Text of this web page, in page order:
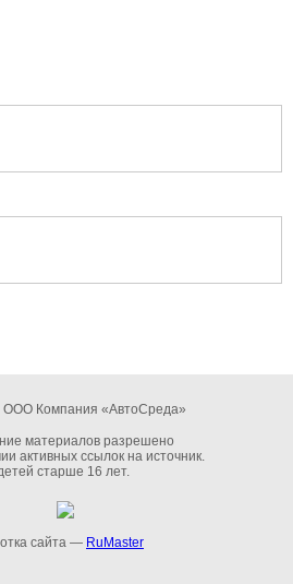
Компания «АвтоСреда»
материалов разрешено
активных ссылок на источник.
старше 16 лет.
сайта — RuMaster